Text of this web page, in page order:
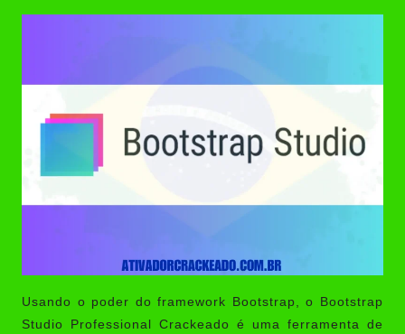
Usando o poder do framework Bootstrap, o
Bootstrap
Studio Professional Crackeado é uma ferramenta de